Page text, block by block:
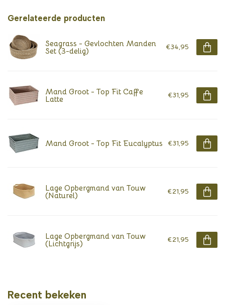
Gerelateerde producten
Seagrass - Gevlochten Manden
Set (3-delig) €34,95
Mand Groot - Top Fit Caffe
Latte €31,95
Mand Groot - Top Fit Eucalyptus €31,95
Lage Opbergmand van Touw
(Naturel) €21,95
Lage Opbergmand van Touw
(Lichtgrijs) €21,95
Recent bekeken